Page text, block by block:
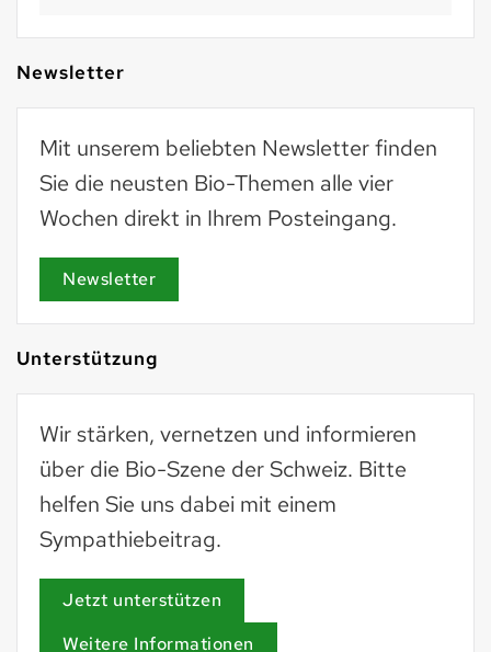
Newsletter
Mit unserem beliebten Newsletter finden
Sie die neusten Bio-Themen alle vier
Wochen direkt in Ihrem Posteingang.
Newsletter
Unterstützung
Wir stärken, vernetzen und informieren
über die Bio-Szene der Schweiz. Bitte
helfen Sie uns dabei mit einem
Sympathiebeitrag.
Jetzt unterstützen
Weitere Informationen